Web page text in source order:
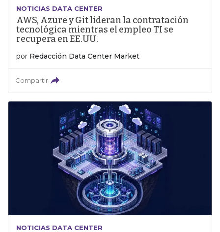
NOTICIAS DATA CENTER
AWS, Azure y Git lideran la contratación
tecnológica mientras el empleo TI se
recupera en EE.UU.
por Redacción Data Center Market
Compartir
NOTICIAS DATA CENTER